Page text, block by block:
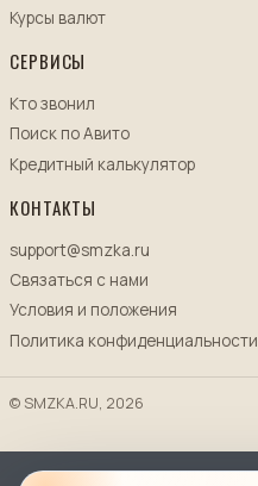
Курсы валют
СЕРВИСЫ
Кто звонил
Поиск по Авито
Кредитный калькулятор
КОНТАКТЫ
support@smzka.ru
Связаться с нами
Условия и положения
Политика конфиденциальности
© SMZKA.RU, 2026